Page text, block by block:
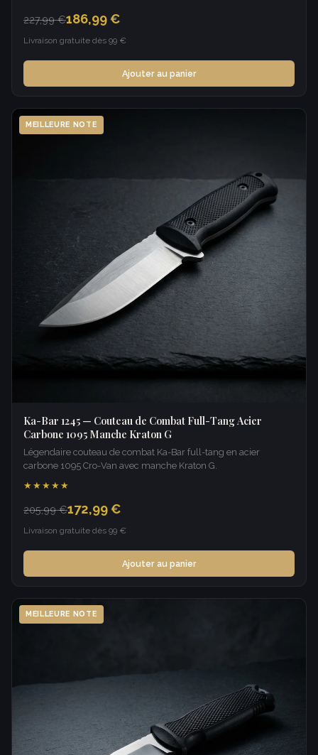
227,99 €186,99 €
Livraison gratuite dès 99 €
Ajouter au panier
MEILLEURE NOTE
Ka-Bar 1245 — Couteau de Combat Full-Tang Acier
Carbone 1095 Manche Kraton G
Légendaire couteau de combat Ka-Bar full-tang en acier
carbone 1095 Cro-Van avec manche Kraton G.
★★★★★
205,99 €172,99 €
Livraison gratuite dès 99 €
Ajouter au panier
MEILLEURE NOTE